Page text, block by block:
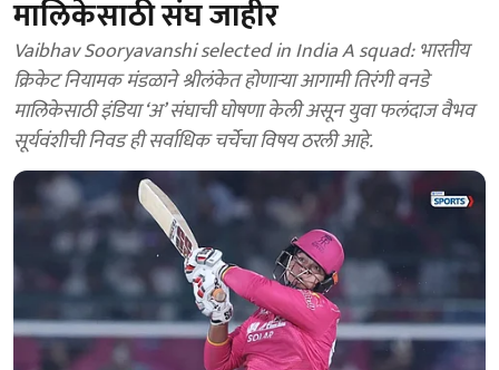
मालिकेसाठी संघ जाहीर
Vaibhav Sooryavanshi selected in India A squad: भारतीय
क्रिकेट नियामक मंडळाने श्रीलंकेत होणाऱ्या आगामी तिरंगी वनडे
मालिकेसाठी इंडिया ‘अ’ संघाची घोषणा केली असून युवा फलंदाज वैभव
सूर्यवंशीची निवड ही सर्वाधिक चर्चेचा विषय ठरली आहे.